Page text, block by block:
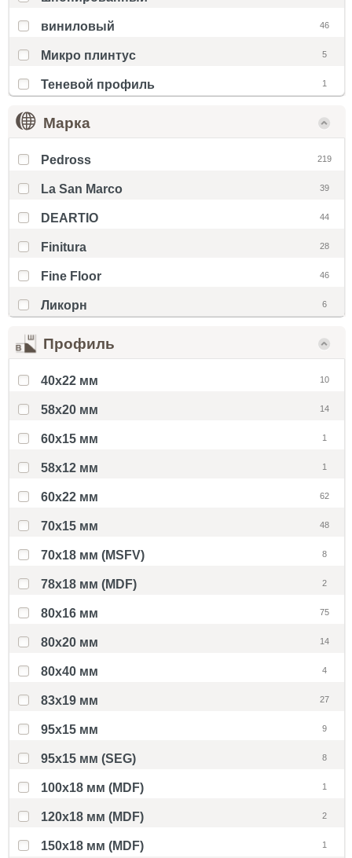
виниловый 46
Микро плинтус 5
Теневой профиль 1
Марка
Pedross 219
La San Marco 39
DEARTIO 44
Finitura 28
Fine Floor 46
Ликорн 6
Профиль
40x22 мм 10
58x20 мм 14
60x15 мм 1
58х12 мм 1
60x22 мм 62
70x15 мм 48
70x18 мм (MSFV) 8
78x18 мм (MDF) 2
80x16 мм 75
80x20 мм 14
80x40 мм 4
83x19 мм 27
95x15 мм 9
95x15 мм (SEG) 8
100x18 мм (MDF) 1
120x18 мм (MDF) 2
150x18 мм (MDF) 1